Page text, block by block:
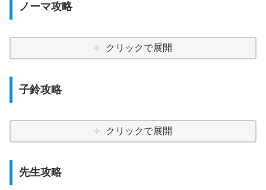
ノーマ攻略
クリックで展開
子鈴攻略
クリックで展開
先生攻略